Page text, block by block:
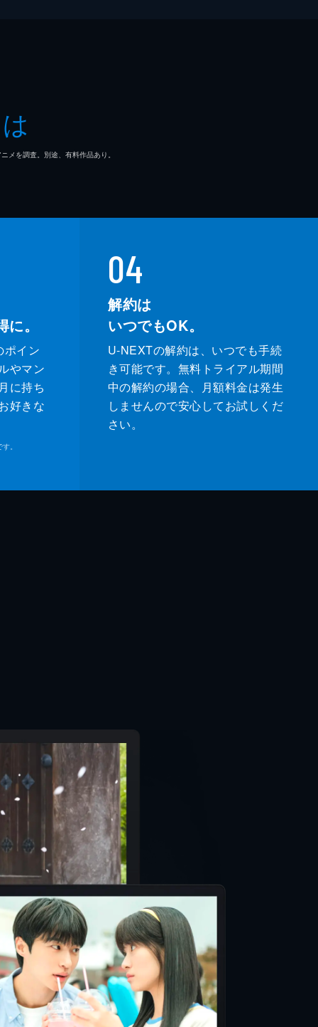
を調査。別途、有料作品あり。
。
ポイン
やマン
に持ち
好きな
。
04
解約は
いつでもOK。
U-NEXTの解約は、いつでも手続
き可能です。無料トライアル期間
中の解約の場合、月額料金は発生
しませんので安心してお試しくだ
さい。